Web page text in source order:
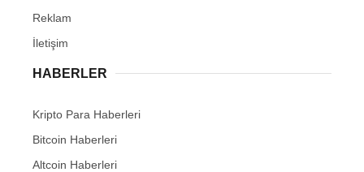
Reklam
İletişim
HABERLER
Kripto Para Haberleri
Bitcoin Haberleri
Altcoin Haberleri